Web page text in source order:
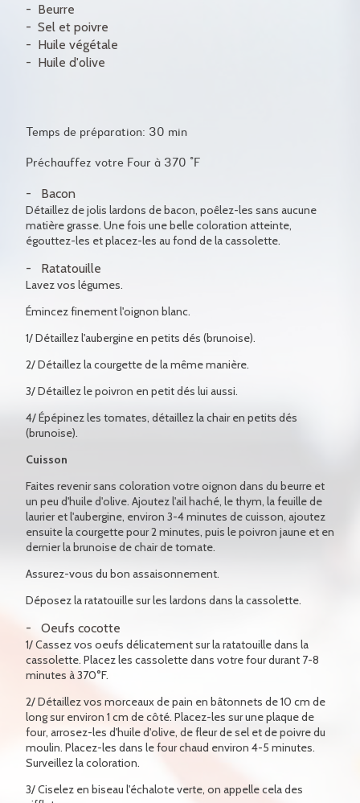
Beurre
Sel et poivre
Huile végétale
Huile d'olive
Temps de préparation: 30 min
Préchauffez votre Four à 370 °F
Bacon
Détaillez de jolis lardons de bacon, poêlez-les sans aucune
matière grasse. Une fois une belle coloration atteinte,
égouttez-les et placez-les au fond de la cassolette.
Ratatouille
Lavez vos légumes.
Émincez finement l'oignon blanc.
1/ Détaillez l'aubergine en petits dés (brunoise).
2/ Détaillez la courgette de la même manière.
3/ Détaillez le poivron en petit dés lui aussi.
4/ Épépinez les tomates, détaillez la chair en petits dés
(brunoise).
Cuisson
Faites revenir sans coloration votre oignon dans du beurre et
un peu d'huile d'olive. Ajoutez l'ail haché, le thym, la feuille de
laurier et l'aubergine, environ 3-4 minutes de cuisson, ajoutez
ensuite la courgette pour 2 minutes, puis le poivron jaune et en
dernier la brunoise de chair de tomate.
Assurez-vous du bon assaisonnement.
Déposez la ratatouille sur les lardons dans la cassolette.
Oeufs cocotte
1/ Cassez vos oeufs délicatement sur la ratatouille dans la
cassolette. Placez les cassolette dans votre four durant 7-8
minutes à 370°F.
2/ Détaillez vos morceaux de pain en bâtonnets de 10 cm de
long sur environ 1 cm de côté. Placez-les sur une plaque de
four, arrosez-les d'huile d'olive, de fleur de sel et de poivre du
moulin. Placez-les dans le four chaud environ 4-5 minutes.
Surveillez la coloration.
3/ Ciselez en biseau l'échalote verte, on appelle cela des